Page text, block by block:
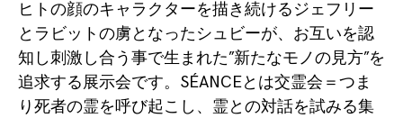
ヒトの顔のキャラクターを描き続けるジェフリー
とラビットの虜となったシュビーが、お互いを認
知し刺激し合う事で生まれた”新たなモノの見方”を
追求する展示会です。SÉANCEとは交霊会＝つま
り死者の霊を呼び起こし、霊との対話を試みる集